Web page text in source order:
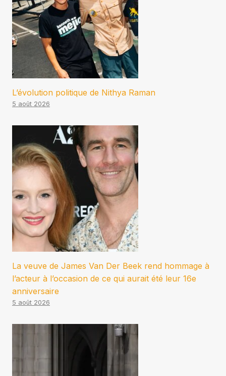
L’évolution politique de Nithya Raman
5 août 2026
La veuve de James Van Der Beek rend hommage à
l’acteur à l’occasion de ce qui aurait été leur 16e
anniversaire
5 août 2026